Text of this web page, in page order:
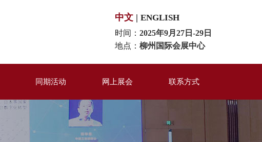
中文 | ENGLISH
时间： 2025年9月27日-29日
地点： 柳州国际会展中心
同期活动 网上展会
米粉机械装备展区
联系方式
在线留言